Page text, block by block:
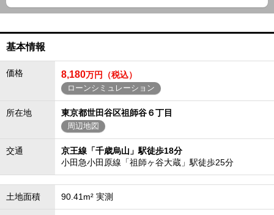
基本情報
価格 8,180万円（税込）
ローンシミュレーション
所在地 東京都世田谷区祖師谷６丁目
周辺地図
交通
京王線「千歳烏山」駅徒歩18分
小田急小田原線「祖師ヶ谷大蔵」駅徒歩25分
土地面積 90.41m² 実測